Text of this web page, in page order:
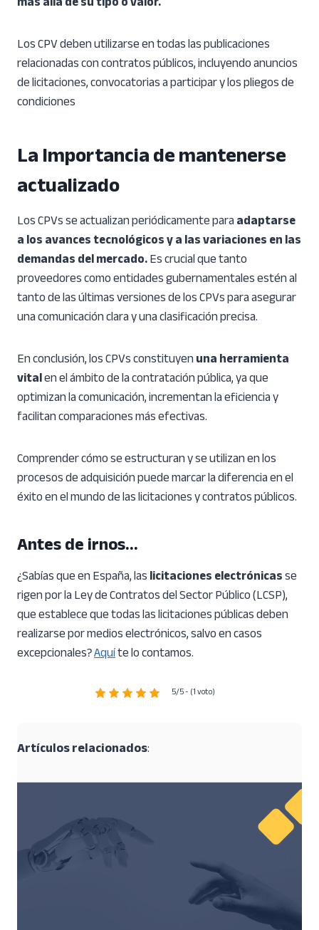
Los CPV deben utilizarse en todas las publicaciones
relacionadas con contratos públicos, incluyendo anuncios
de licitaciones, convocatorias a participar y los pliegos de
condiciones
La Importancia de mantenerse
actualizado
Los CPVs se actualizan periódicamente paraadaptarse
a los avances tecnológicos y a las variaciones en las
demandas del mercado.Es crucial que tanto
proveedores como entidades gubernamentales estén al
tanto de las últimas versiones de los CPVs para asegurar
una comunicación clara y una clasificación precisa.
En conclusión, los CPVs constituyenuna herramienta
vitalen el ámbito de la contratación pública, ya que
optimizan la comunicación, incrementan la eficiencia y
facilitan comparaciones más efectivas.
Comprender cómo se estructuran y se utilizan en los
procesos de adquisición puede marcar la diferencia en el
éxito en el mundo de las licitaciones y contratos públicos.
Antes de irnos…
¿Sabías que en España, laslicitaciones electrónicasse
rigen por la Ley de Contratos del Sector Público (LCSP),
que establece que todas las licitaciones públicas deben
realizarse por medios electrónicos, salvo en casos
excepcionales?Aquíte lo contamos.
5/5 - (1 voto)
Artículos relacionados: